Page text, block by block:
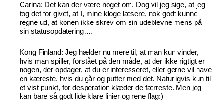
Carina: Det kan der være noget om. Dog vil jeg sige, at jeg
tog det for givet, at I, mine kloge læsere, nok godt kunne
regne ud, at konen ikke skrev om sin udeblevne mens på
sin statusopdatering….
Kong Finland: Jeg hælder nu mere til, at man kun vinder,
hvis man spiller, forstået på den måde, at der ikke rigtigt er
nogen, der opdager, at du er interesseret, eller gerne vil have
en kæreste, hvis du går og putter med det. Naturligvis kun til
et vist punkt, for desperation klæder de færreste. Men jeg
kan bare så godt lide klare linier og rene flag:)